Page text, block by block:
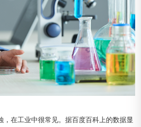
，在工业中很常见。据百度百科上的数据显